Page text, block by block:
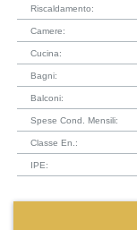
Riscaldamento:
Camere:
Cucina:
Bagni:
Balconi:
Spese Cond. Mensili:
Classe En.:
IPE: